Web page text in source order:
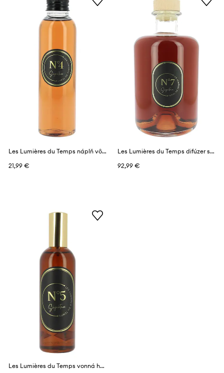
Les Lumières du Temps náplň vône 150 ml
21,99 €
Les Lumières du Temps difúzer s vôňou 1 l
92,99 €
Les Lumières du Temps vonná hmla s vôňou 100 ml